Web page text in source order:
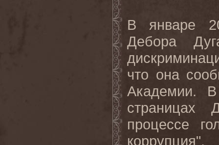
В январе
Дебора
что она
Академии.
страницах
процессе